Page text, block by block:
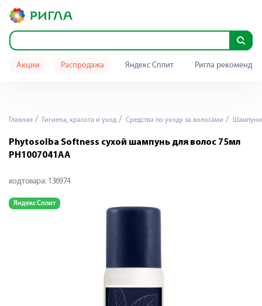
Акции Распродажа Яндекс Сплит Ригла
Главная Гигиена, красота и уход Средства по уходу за волосами Шампуни
Phytosolba Softness сухой шампунь для волос 75мл
PH1007041AA
код товара: 136974
Яндекс Сплит